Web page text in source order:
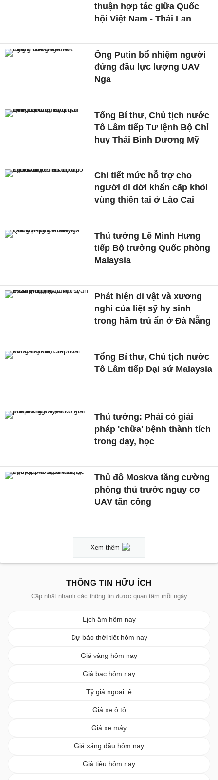
thuận hợp tác giữa Quốc
hội Việt Nam - Thái Lan
Ông Putin bổ nhiệm người
đứng đầu lực lượng UAV
Nga
Tổng Bí thư, Chủ tịch nước
Tô Lâm tiếp Tư lệnh Bộ Chỉ
huy Thái Bình Dương Mỹ
Chi tiết mức hỗ trợ cho
người di dời khẩn cấp khỏi
vùng thiên tai ở Lào Cai
Thủ tướng Lê Minh Hưng
tiếp Bộ trưởng Quốc phòng
Malaysia
Phát hiện di vật và xương
nghi của liệt sỹ hy sinh
trong hầm trú ẩn ở Đà Nẵng
Tổng Bí thư, Chủ tịch nước
Tô Lâm tiếp Đại sứ Malaysia
Thủ tướng: Phải có giải
pháp 'chữa' bệnh thành tích
trong dạy, học
Thủ đô Moskva tăng cường
phòng thủ trước nguy cơ
UAV tấn công
Xem thêm
THÔNG TIN HỮU ÍCH
Cập nhật nhanh các thông tin được quan tâm mỗi ngày
Lịch âm hôm nay
Dự báo thời tiết hôm nay
Giá vàng hôm nay
Giá bạc hôm nay
Tỷ giá ngoại tệ
Giá xe ô tô
Giá xe máy
Giá xăng dầu hôm nay
Giá tiêu hôm nay